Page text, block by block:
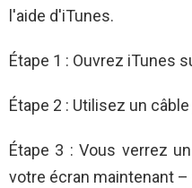
l'aide d'iTunes.
Étape 1 : Ouvrez iTunes
Étape 2 : Utilisez un
Étape 3 : Vous verrez
votre écran maintenant